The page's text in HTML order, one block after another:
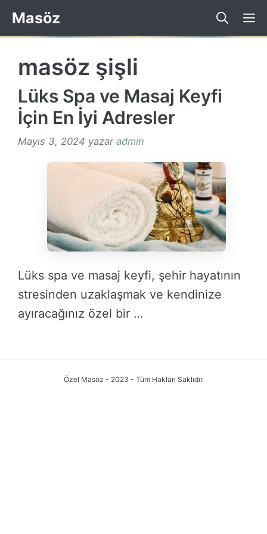
İçeriğe
atla
Masöz
masöz şişli
Lüks Spa ve Masaj Keyfi
İçin En İyi Adresler
Mayıs 3, 2024 yazar admin
Lüks spa ve masaj keyfi, şehir hayatının
stresinden uzaklaşmak ve kendinize
ayıracağınız özel bir …
Özel Masöz - 2023 - Tüm Hakları Saklıdır.